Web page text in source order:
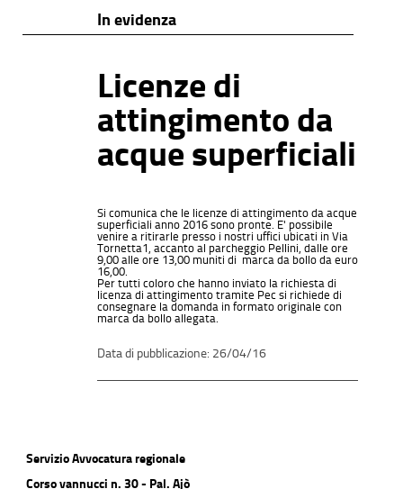
In evidenza
Licenze di
attingimento da
acque superficiali
Si comunica che le licenze di attingimento da acque
superficiali anno 2016 sono pronte. E' possibile
venire a ritirarle presso i nostri uffici ubicati in Via
Tornetta1, accanto al parcheggio Pellini, dalle ore
9,00 alle ore 13,00 muniti di marca da bollo da euro
16,00.
Per tutti coloro che hanno inviato la richiesta di
licenza di attingimento tramite Pec si richiede di
consegnare la domanda in formato originale con
marca da bollo allegata.
26/04/16
Servizio Avvocatura regionale
Corso vannucci n. 30 - Pal. Ajò